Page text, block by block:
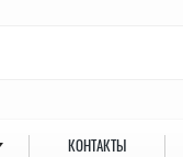
КОНТАКТЫ